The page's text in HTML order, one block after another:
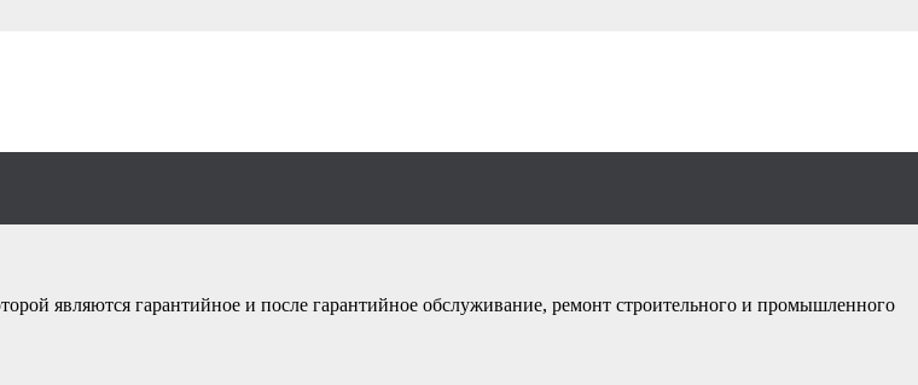
сильнозагрязнённой воды
являются гарантийное и после гарантийное обслуживание, ремонт строительного и промышленного